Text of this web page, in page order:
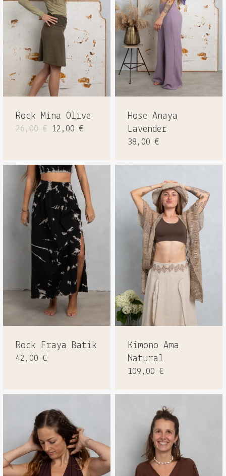
Rock Mina Olive
26,00€ Ursprünglicher
12,00 €Aktueller
Hose Anaya
Lavender
38,00 €
Rock Fraya Batik
42,00 €
Kimono Ama
Natural
109,00 €